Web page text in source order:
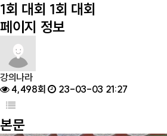
1회 대회 1회 대회
페이지 정보
강의나라
4,498회
23-03-03 21:27
본문